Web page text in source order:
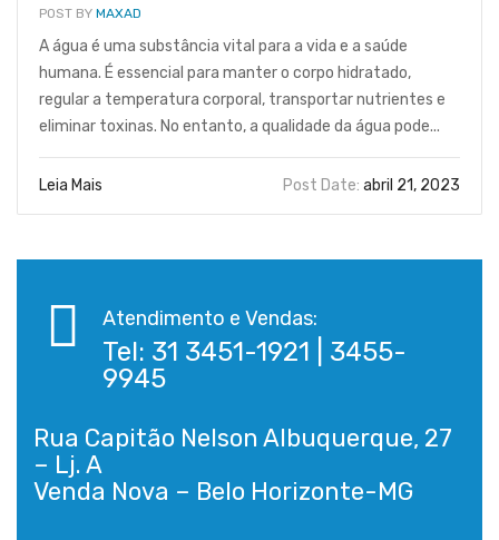
POST BY MAXAD
A água é uma substância vital para a vida e a saúde
humana. É essencial para manter o corpo hidratado,
regular a temperatura corporal, transportar nutrientes e
eliminar toxinas. No entanto, a qualidade da água pode...
Leia Mais Post Date: abril 21, 2023
Sua saúde é melhor
abril 21, 2023
Atendimento e Vendas:
Tel: 31 3451-1921 | 3455-
9945
Rua Capitão Nelson Albuquerque, 27
– Lj. A